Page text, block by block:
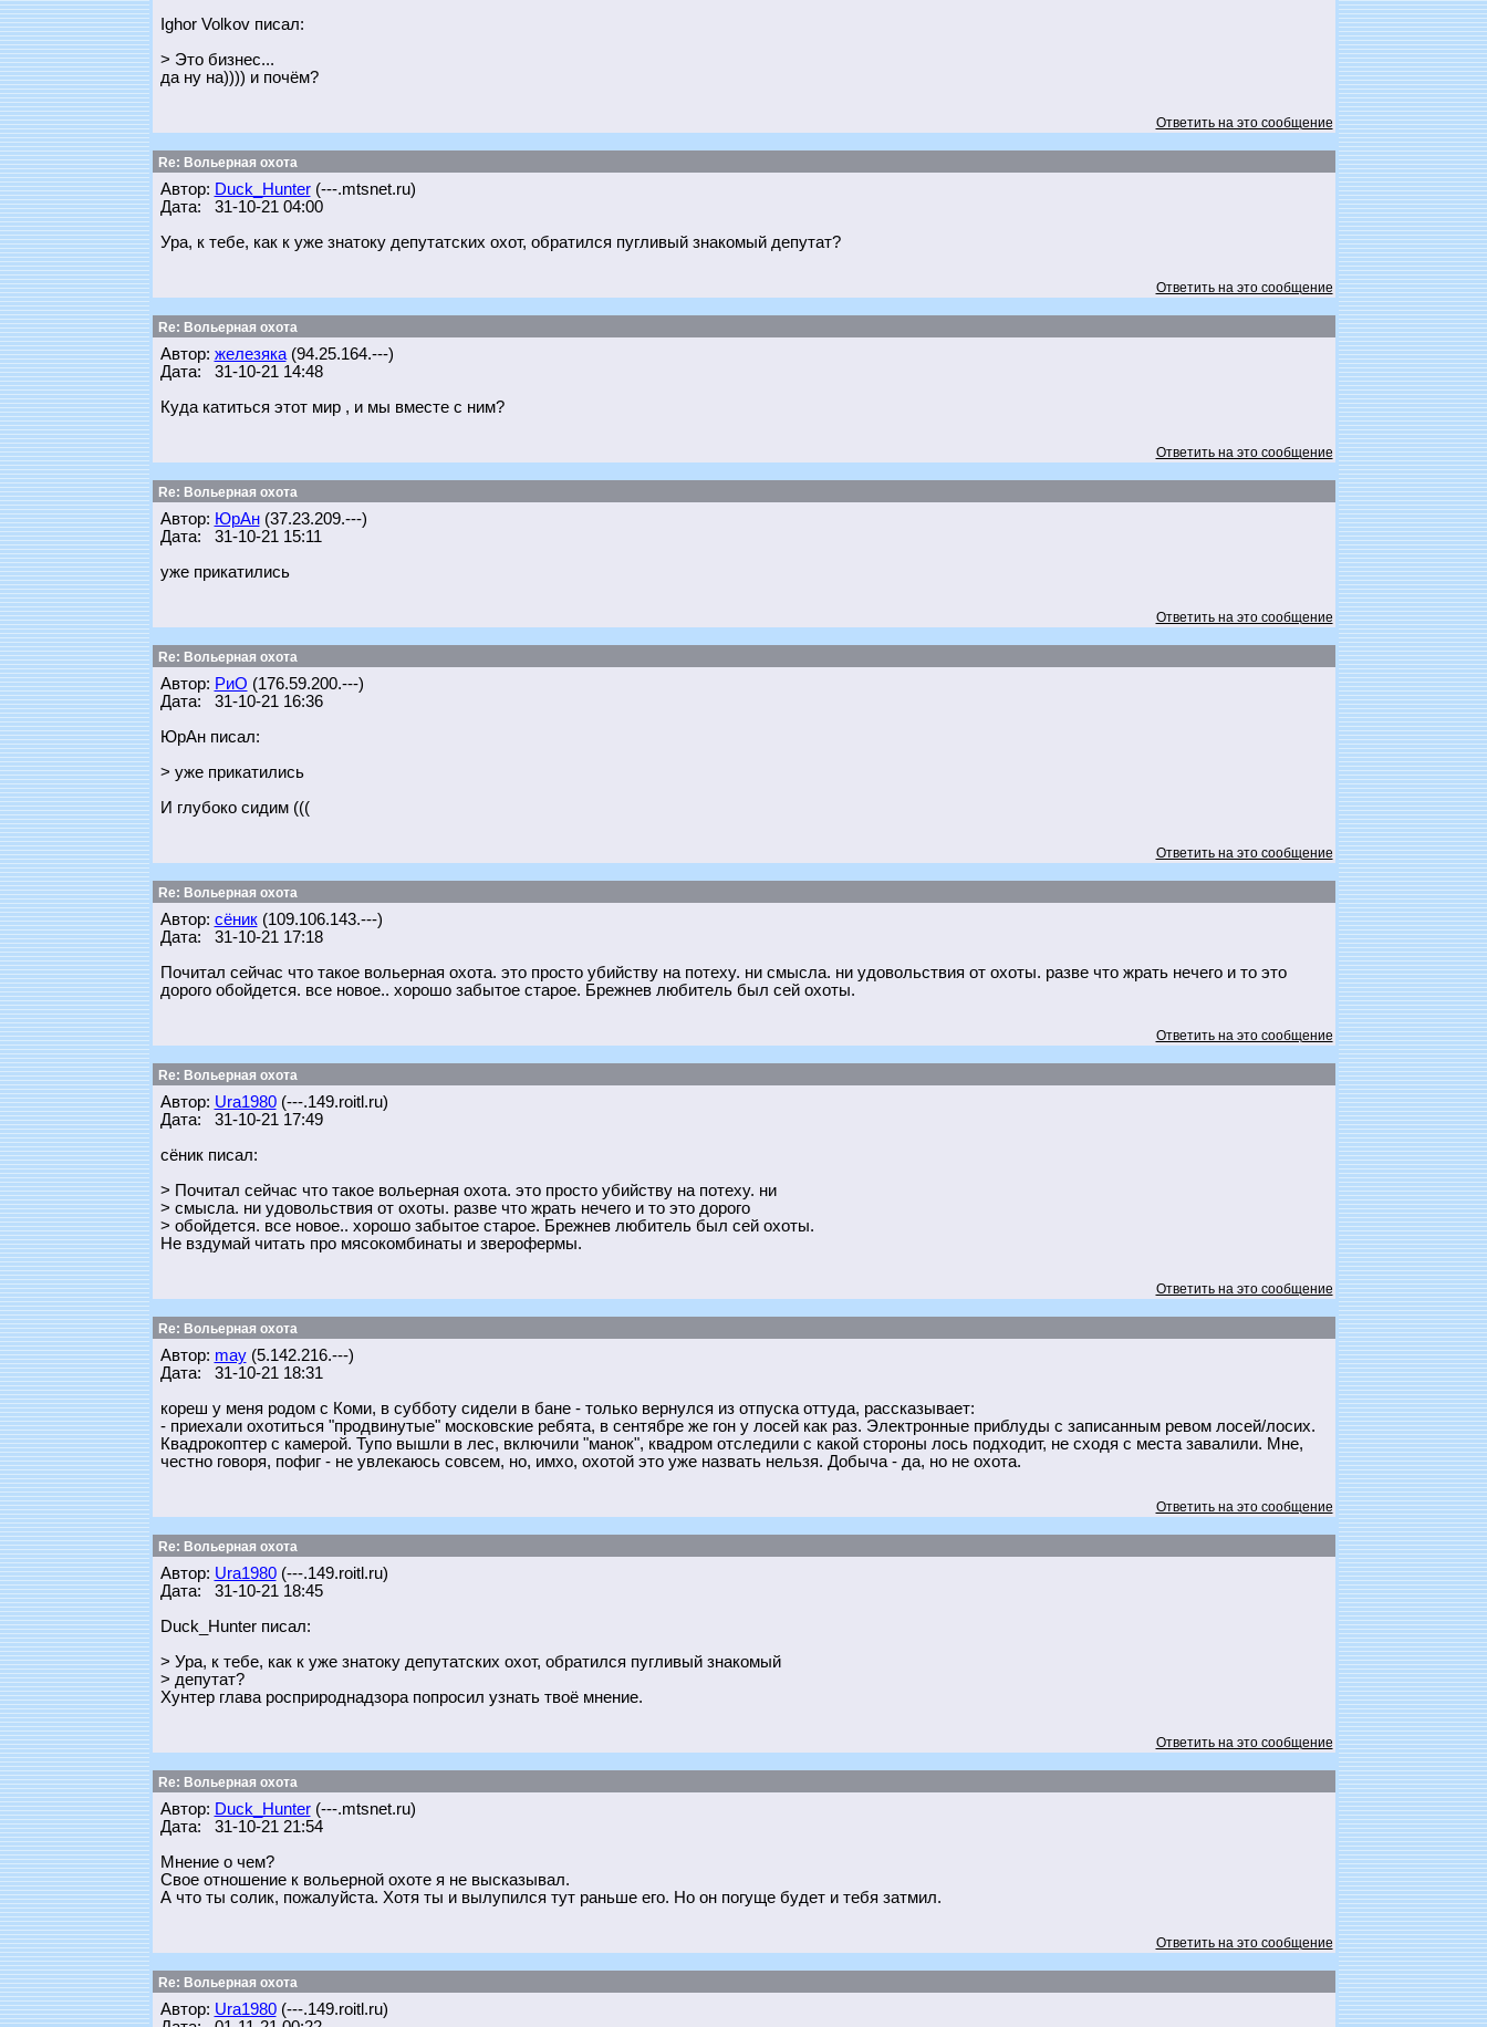
Ighor Volkov писал:
> Это бизнес...
да ну на)))) и почём?
Ответить на это сообщение
Re: Вольерная охота
Автор: Duck_Hunter(---.mtsnet.ru)
Дата: 31-10-21 04:00
Ура, к тебе, как к уже знатоку депутатских охот, обратился пугливый знакомый депутат?
Ответить на это сообщение
Re: Вольерная охота
Автор: железяка(94.25.164.---)
Дата: 31-10-21 14:48
Куда катиться этот мир , и мы вместе с ним?
Ответить на это сообщение
Re: Вольерная охота
Автор: ЮрАн(37.23.209.---)
Дата: 31-10-21 15:11
уже прикатились
Ответить на это сообщение
Re: Вольерная охота
Автор: РиО (176.59.200.---)
Дата: 31-10-21 16:36
ЮрАн писал:
> уже прикатились
И глубоко сидим (((
Ответить на это сообщение
Re: Вольерная охота
Автор: сёник(109.106.143.---)
Дата: 31-10-21 17:18
Почитал сейчас что такое вольерная охота. это просто убийству на потеху. ни смысла. ни удовольствия от охоты. разве что жрать нечего и то это
дорого обойдется. все новое.. хорошо забытое старое. Брежнев любитель был сей охоты.
Ответить на это сообщение
Re: Вольерная охота
Автор: Ura1980(---.149.roitl.ru)
Дата: 31-10-21 17:49
сёник писал:
> Почитал сейчас что такое вольерная охота. это просто убийству на потеху. ни
> смысла. ни удовольствия от охоты. разве что жрать нечего и то это дорого
> обойдется. все новое.. хорошо забытое старое. Брежнев любитель был сей охоты.
Не вздумай читать про мясокомбинаты и зверофермы.
Ответить на это сообщение
Re: Вольерная охота
Автор: may(5.142.216.---)
Дата: 31-10-21 18:31
кореш у меня родом с Коми, в субботу сидели в бане - только вернулся из отпуска оттуда, рассказывает:
- приехали охотиться "продвинутые" московские ребята, в сентябре же гон у лосей как раз. Электронные приблуды с записанным ревом лосей/лосих.
Квадрокоптер с камерой. Тупо вышли в лес, включили "манок", квадром отследили с какой стороны лось подходит, не сходя с места завалили. Мне,
честно говоря, пофиг - не увлекаюсь совсем, но, имхо, охотой это уже назвать нельзя. Добыча - да, но не охота.
Ответить на это сообщение
Re: Вольерная охота
Автор: Ura1980(---.149.roitl.ru)
Дата: 31-10-21 18:45
Duck_Hunter писал:
> Ура, к тебе, как к уже знатоку депутатских охот, обратился пугливый знакомый
> депутат?
Хунтер глава росприроднадзора попросил узнать твоё мнение.
Ответить на это сообщение
Re: Вольерная охота
Автор: Duck_Hunter(---.mtsnet.ru)
Дата: 31-10-21 21:54
Мнение о чем?
Свое отношение к вольерной охоте я не высказывал.
А что ты солик, пожалуйста. Хотя ты и вылупился тут раньше его. Но он погуще будет и тебя затмил.
Ответить на это сообщение
Re: Вольерная охота
Автор: Ura1980(---.149.roitl.ru)